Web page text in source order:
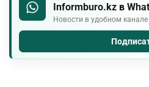
Informburo.kz в
Новости в удобном